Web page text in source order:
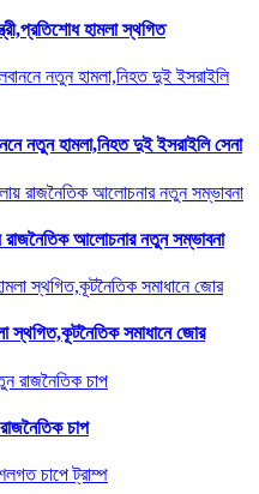
হামলা স্থগিত
নতুন হামলা,নিহত দুই ইসরাইলি সেনা
রাজনৈতিক আলোচনার নতুন সম্ভাবনা
স্থগিত,কূটনৈতিক সমাধানে জোর
চাপ